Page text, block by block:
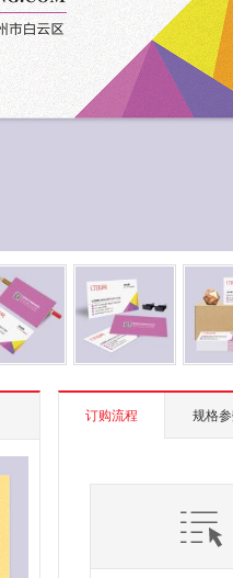
订购流程 规格